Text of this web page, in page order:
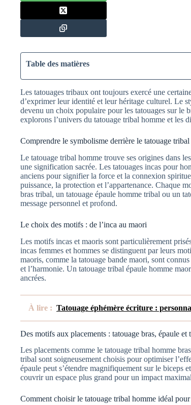
Table des matières
Les tatouages tribaux ont toujours exercé une
d’exprimer leur identité et leur héritage culturel. Le
devenu un choix populaire pour les tatouages sur le
explorons l’univers du tatouage tribal homme et les
Comprendre le symbolisme derrière le tatouage
Le tatouage tribal homme trouve ses origines dans
une signification sacrée. Les tatouages incas pour
anciens pour signifier la force et la connexion
puissance, la protection et l’appartenance. Chaque
bras tribal, un tatouage épaule homme tribal ou un
message personnel et profond.
Le choix des motifs : de l’inca au maori
Les motifs incas et maoris sont particulièrement
incas femmes et hommes se distinguent par leurs
maoris, comme la tatouage bande maori, sont
et l’harmonie. Un tatouage tribal épaule homme
ancrées.
À lire : Tatouage éphémère écriture :
Des motifs aux placements : tatouage bras, épaule et
Les placements comme le tatouage tribal homme
tribal sont soigneusement choisis pour optimiser
épaule peut s’étendre magnifiquement sur le biceps
couvrir un espace plus grand pour un impact
Comment choisir le tatouage tribal homme idéal pour